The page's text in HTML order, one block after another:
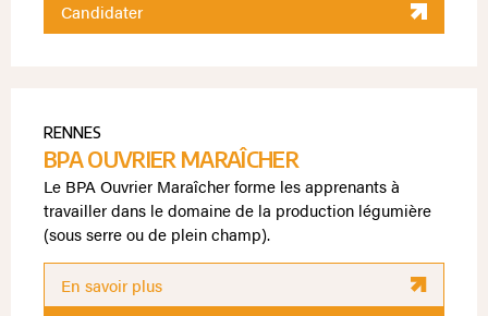
Candidater
RENNES
BPA OUVRIER MARAÎCHER
Le BPA Ouvrier Maraîcher forme les apprenants à
travailler dans le domaine de la production légumière
(sous serre ou de plein champ).
En savoir plus